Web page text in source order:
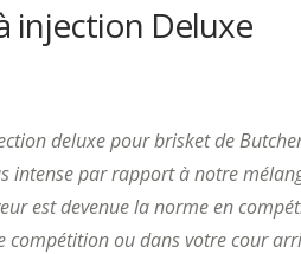
injection Deluxe
deluxe pour brisket de
intense par rapport à notre
est devenue la norme en
compétition ou dans votre cour